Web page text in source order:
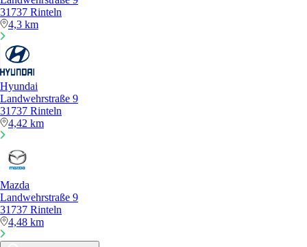
31737 Rinteln
4,3 km
Hyundai
Landwehrstraße 9
31737 Rinteln
4,42 km
Mazda
Landwehrstraße 9
31737 Rinteln
4,48 km